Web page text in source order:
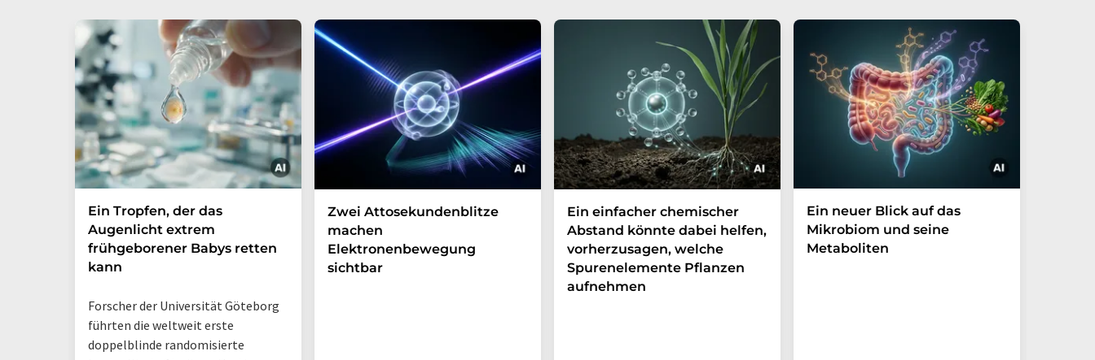
Ein Tropfen, der das
Augenlicht extrem
frühgeborener Babys retten
kann
Forscher der Universität Göteborg
führten die weltweit erste
doppelblinde randomisierte
Zwei Attosekundenblitze
machen
Elektronenbewegung
sichtbar
Ein einfacher chemischer
Abstand könnte dabei helfen,
vorherzusagen, welche
Spurenelemente Pflanzen
aufnehmen
Ein neuer Blick auf das
Mikrobiom und seine
Metaboliten